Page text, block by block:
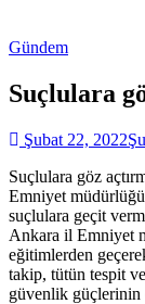
Gündem
Suçlulara
Şubat 22, 2022
Suçlulara göz
Emniyet
suçlulara geçit
Ankara il Emniyet
eğitimlerden
takip, tütün tespit
güvenlik güçlerinin